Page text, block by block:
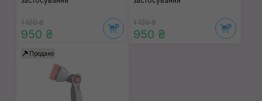
1 120 ₴
950 ₴
1 120 ₴
950 ₴
Продано